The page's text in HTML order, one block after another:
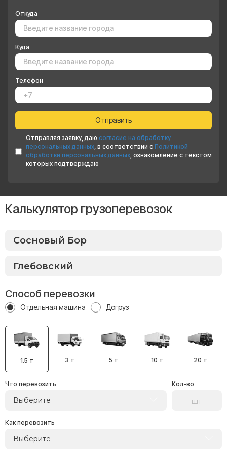
Откуда
Куда
Телефон
Отправляя заявку, даю согласие на обработку
персональных данных, в соответствии с Политикой
обработки персональных данных, ознакомление с текстом
которых подтверждаю
Калькулятор грузоперевозок
Способ перевозки
Отдельная машина Догруз
1.5 т 3 т 5 т 10 т 20 т
Что перевозить
Выберите
Кол-во
Как перевозить
Выберите